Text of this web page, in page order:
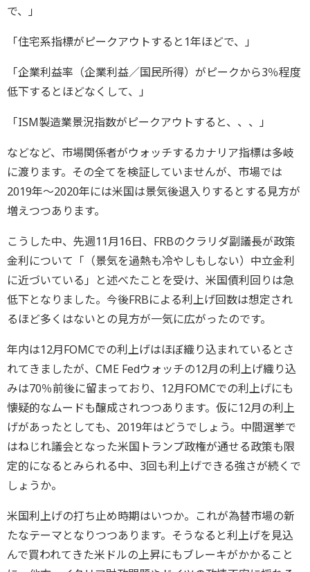
で、」
「住宅系指標がピークアウトすると1年ほどで、」
「企業利益率（企業利益／国民所得）がピークから3％程度
低下するとほどなくして、」
「ISM製造業景況指数がピークアウトすると、、、」
などなど、市場関係者がウォッチするカナリア指標は多岐
に渡ります。その全てを検証していませんが、市場では
2019年～2020年には米国は景気後退入りするとする見方が
増えつつあります。
こうした中、先週11月16日、FRBのクラリダ副議長が政策
金利について「（景気を過熱も冷やしもしない）中立金利
に近づいている」と述べたことを受け、米国債利回りは急
低下となりました。今後FRBによる利上げ回数は想定され
るほど多くはないとの見方が一気に広がったのです。
年内は12月FOMCでの利上げはほぼ織り込まれているとさ
れてきましたが、CME Fedウォッチの12月の利上げ織り込
みは70％前後に留まっており、12月FOMCでの利上げにも
懐疑的なムードも醸成されつつあります。仮に12月の利上
げがあったとしても、2019年はどうでしょう。中間選挙で
はねじれ議会となった米国トランプ政権が通せる政策も限
定的になるとみられる中、3回も利上げできる強さが続くで
しょうか。
米国利上げの打ち止め時期はいつか。これが為替市場の新
たなテーマとなりつつあります。そうなると利上げを見込
んで買われてきた米ドルの上昇にもブレーキがかかること